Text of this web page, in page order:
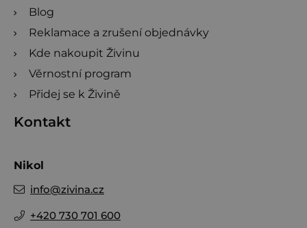
Blog
Reklamace a zrušení objednávky
Kde nakoupit Živinu
Věrnostní program
Přidej se k Živině
Kontakt
Nikol
info@zivina.cz
+420 730 701 600